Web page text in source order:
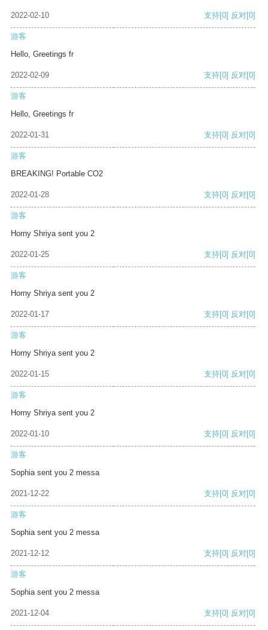
2022-02-10 支持[0] 反对[0]
游客
Hello, Greetings fr
2022-02-09 支持[0] 反对[0]
游客
Hello, Greetings fr
2022-01-31 支持[0] 反对[0]
游客
BREAKING! Portable CO2
2022-01-28 支持[0] 反对[0]
游客
Horny Shriya sent you 2
2022-01-25 支持[0] 反对[0]
游客
Horny Shriya sent you 2
2022-01-17 支持[0] 反对[0]
游客
Horny Shriya sent you 2
2022-01-15 支持[0] 反对[0]
游客
Horny Shriya sent you 2
2022-01-10 支持[0] 反对[0]
游客
Sophia sent you 2 messa
2021-12-22 支持[0] 反对[0]
游客
Sophia sent you 2 messa
2021-12-12 支持[0] 反对[0]
游客
Sophia sent you 2 messa
2021-12-04 支持[0] 反对[0]